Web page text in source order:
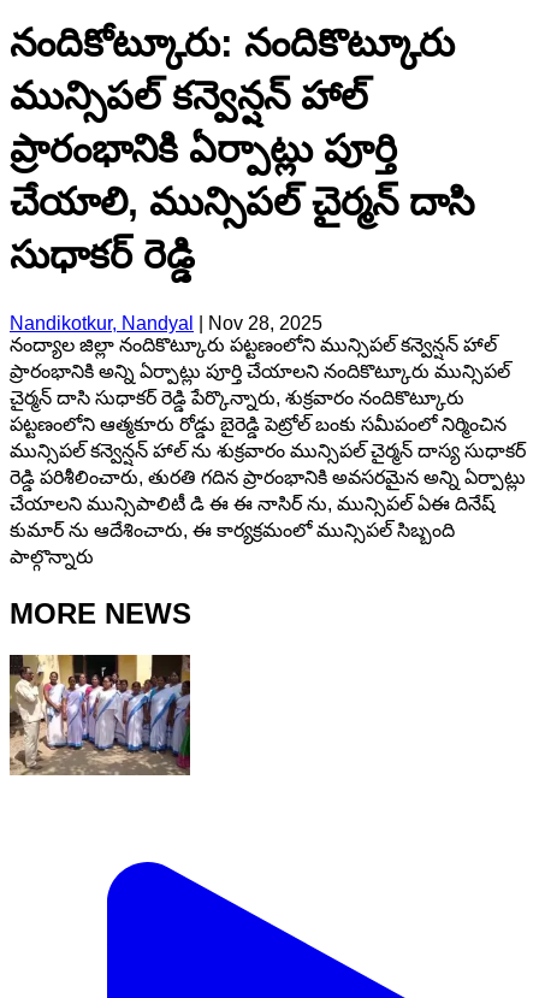
నందికోట్కూరు: నందికొట్కూరు
మున్సిపల్ కన్వెన్షన్ హాల్
ప్రారంభానికి ఏర్పాట్లు పూర్తి
చేయాలి, మున్సిపల్ చైర్మన్ దాసి
సుధాకర్ రెడ్డి
Nandikotkur, Nandyal
Nov 28, 2025
నంద్యాల జిల్లా నందికొట్కూరు పట్టణంలోని మున్సిపల్ కన్వెన్షన్ హాల్
ప్రారంభానికి అన్ని ఏర్పాట్లు పూర్తి చేయాలని నందికొట్కూరు మున్సిపల్
చైర్మన్ దాసి సుధాకర్ రెడ్డి పేర్కొన్నారు, శుక్రవారం నందికొట్కూరు
పట్టణంలోని ఆత్మకూరు రోడ్డు బైరెడ్డి పెట్రోల్ బంకు సమీపంలో నిర్మించిన
మున్సిపల్ కన్వెన్షన్ హాల్ ను శుక్రవారం మున్సిపల్ చైర్మన్ దాస్య సుధాకర్
రెడ్డి పరిశీలించారు, తురతి గదిన ప్రారంభానికి అవసరమైన అన్ని ఏర్పాట్లు
చేయాలని మున్సిపాలిటీ డి ఈ ఈ నాసిర్ ను, మున్సిపల్ ఏఈ దినేష్
కుమార్ ను ఆదేశించారు, ఈ కార్యక్రమంలో మున్సిపల్ సిబ్బంది
పాల్గొన్నారు
MORE NEWS